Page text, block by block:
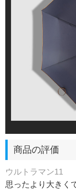
商品の評価
ウルトラマン11
思ったより大きく